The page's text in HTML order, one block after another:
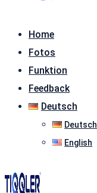
Home
Fotos
Funktion
Feedback
Deutsch
Deutsch
English